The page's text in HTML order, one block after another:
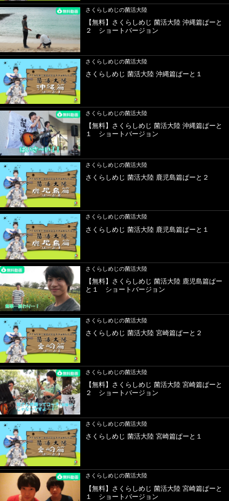
さくらしめじの菌活大陸
【無料】さくらしめじ 菌活大陸 沖縄篇ぱーと
２ ショートバージョン
さくらしめじの菌活大陸
さくらしめじ 菌活大陸 沖縄篇ぱーと１
さくらしめじの菌活大陸
【無料】さくらしめじ 菌活大陸 沖縄篇ぱーと
１ ショートバージョン
さくらしめじの菌活大陸
さくらしめじ 菌活大陸 鹿児島篇ぱーと２
さくらしめじの菌活大陸
さくらしめじ 菌活大陸 鹿児島篇ぱーと１
さくらしめじの菌活大陸
【無料】さくらしめじ 菌活大陸 鹿児島篇ぱー
と１ ショートバージョン
さくらしめじの菌活大陸
さくらしめじ 菌活大陸 宮崎篇ぱーと２
さくらしめじの菌活大陸
【無料】さくらしめじ 菌活大陸 宮崎篇ぱーと
２ ショートバージョン
さくらしめじの菌活大陸
さくらしめじ 菌活大陸 宮崎篇ぱーと１
さくらしめじの菌活大陸
【無料】さくらしめじ 菌活大陸 宮崎篇ぱーと
１ ショートバージョン